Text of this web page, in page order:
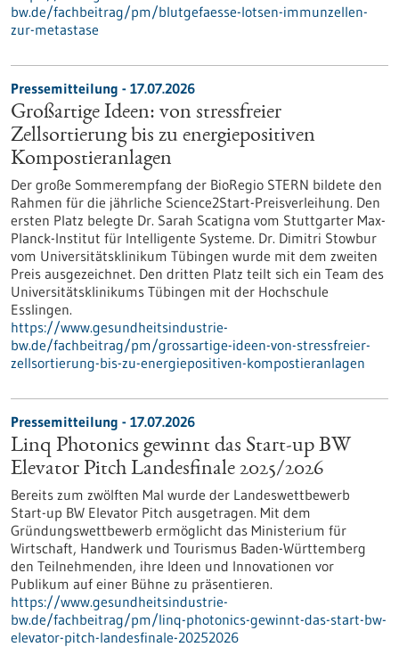
bw.de/fachbeitrag/pm/blutgefaesse-lotsen-immunzellen-
zur-metastase
Pressemitteilung - 17.07.2026
Großartige Ideen: von stressfreier
Zellsortierung bis zu energiepositiven
Kompostieranlagen
Der große Sommerempfang der BioRegio STERN bildete den
Rahmen für die jährliche Science2Start-Preisverleihung. Den
ersten Platz belegte Dr. Sarah Scatigna vom Stuttgarter Max-
Planck-Institut für Intelligente Systeme. Dr. Dimitri Stowbur
vom Universitätsklinikum Tübingen wurde mit dem zweiten
Preis ausgezeichnet. Den dritten Platz teilt sich ein Team des
Universitätsklinikums Tübingen mit der Hochschule
Esslingen.
https://www.gesundheitsindustrie-
bw.de/fachbeitrag/pm/grossartige-ideen-von-stressfreier-
zellsortierung-bis-zu-energiepositiven-kompostieranlagen
Pressemitteilung - 17.07.2026
Linq Photonics gewinnt das Start-up BW
Elevator Pitch Landesfinale 2025/2026
Bereits zum zwölften Mal wurde der Landeswettbewerb
Start-up BW Elevator Pitch ausgetragen. Mit dem
Gründungswettbewerb ermöglicht das Ministerium für
Wirtschaft, Handwerk und Tourismus Baden-Württemberg
den Teilnehmenden, ihre Ideen und Innovationen vor
Publikum auf einer Bühne zu präsentieren.
https://www.gesundheitsindustrie-
bw.de/fachbeitrag/pm/linq-photonics-gewinnt-das-start-bw-
elevator-pitch-landesfinale-20252026